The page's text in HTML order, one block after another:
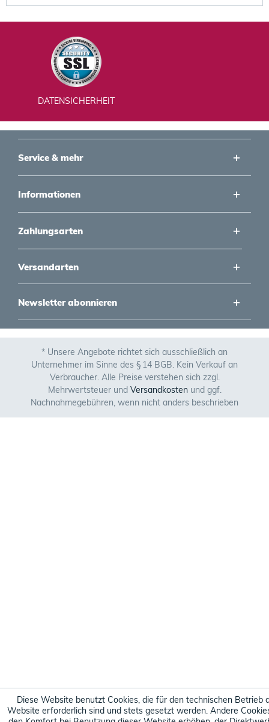
DATENSICHERHEIT
Service & mehr
Informationen
Zahlungsarten
Versandarten
Newsletter abonnieren
* Unsere Angebote richtet sich ausschließlich an
Unternehmer im Sinne des § 14 BGB. Kein Verkauf an
Verbraucher. Alle Preise verstehen sich zzgl.
Mehrwertsteuer und Versandkostenund ggf.
Nachnahmegebühren, wenn nicht anders beschrieben
Diese Website benutzt Cookies, die für den technischen Betrieb
Website erforderlich sind und stets gesetzt werden. Andere